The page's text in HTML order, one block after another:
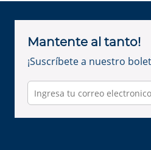
Mantente al tanto!
¡Suscríbete a nuestro